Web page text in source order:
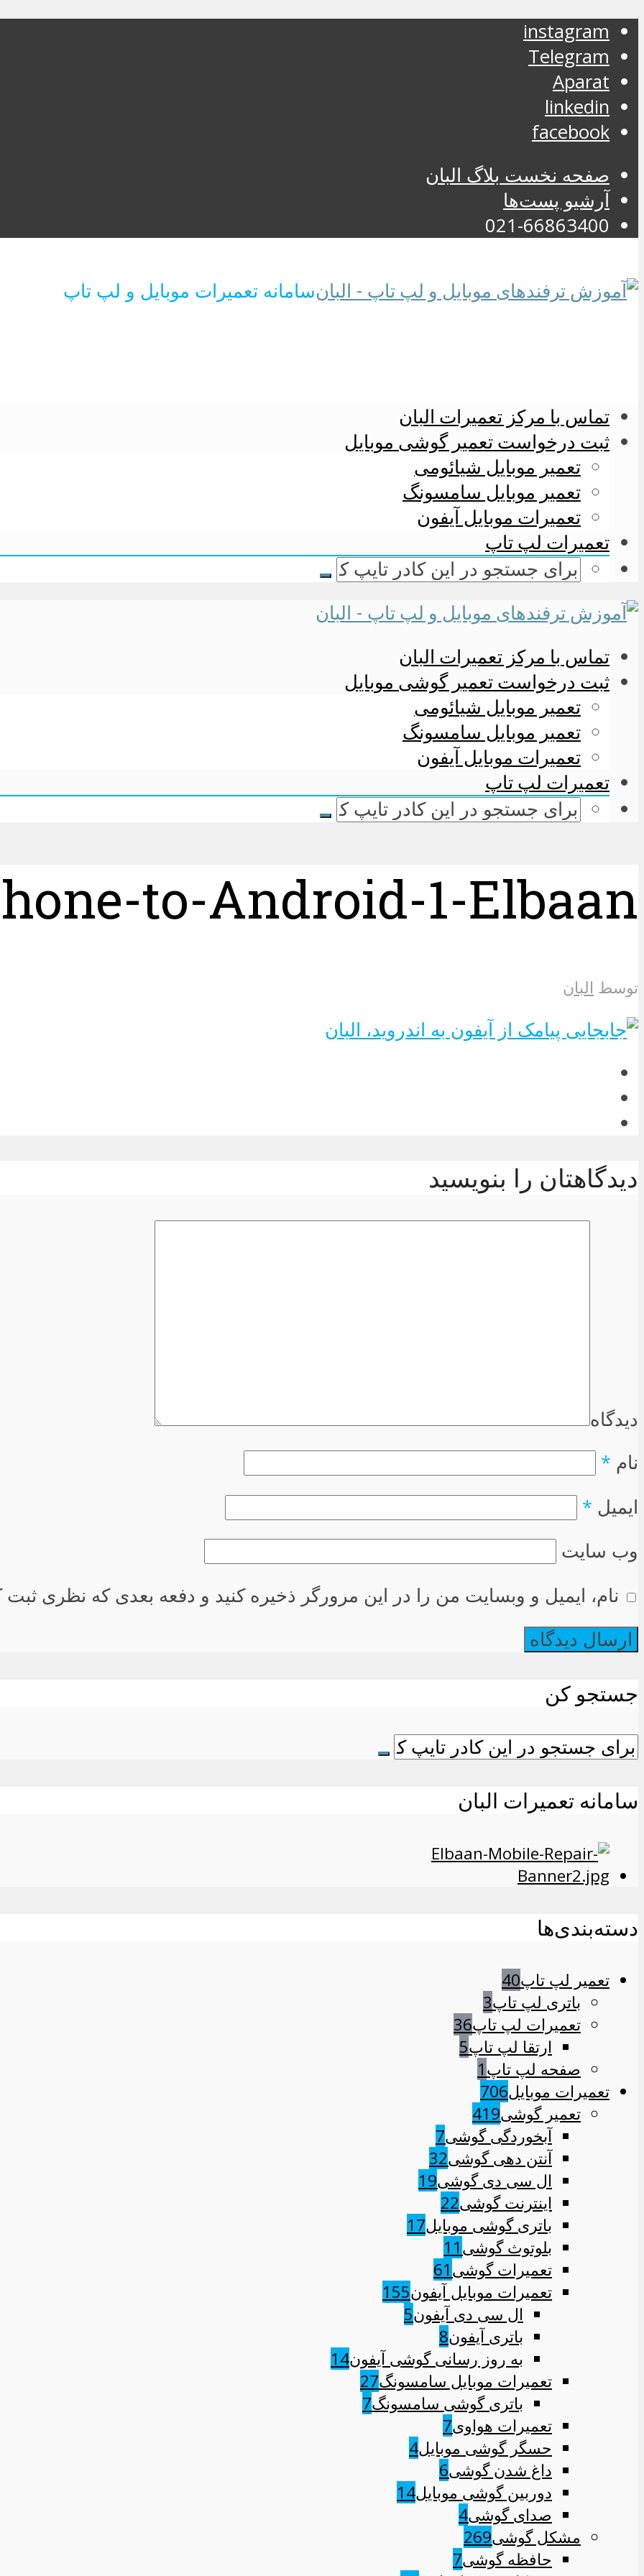
instagram
Telegram
Aparat
linkedin
facebook
صفحه نخست بلاگ البان
آرشیو پست‌ها
021-66863400
سامانه تعمیرات موبایل و لپ تاپ
تماس با مرکز تعمیرات البان
ثبت درخواست تعمیر گوشی موبایل
تعمیر موبایل شیائومی
تعمیر موبایل سامسونگ
تعمیرات موبایل آیفون
تعمیرات لپ تاپ
تماس با مرکز تعمیرات البان
ثبت درخواست تعمیر گوشی موبایل
تعمیر موبایل شیائومی
تعمیر موبایل سامسونگ
تعمیرات موبایل آیفون
تعمیرات لپ تاپ
to-Android-1-Elbaan
توسط البان
دیدگاهتان را بنویسید
دیدگاه
نام *
ایمیل *
وب سایت
نام، ایمیل و وبسایت من را در این مرورگر ذخیره کنید و دفعه بعدی که نظری ثبت
جستجو کن
سامانه تعمیرات البان
دسته‌بندی‌ها
تعمیر لپ تاپ40
باتری لپ تاپ3
تعمیرات لپ تاپ36
ارتقا لپ تاپ5
صفحه لپ تاپ1
تعمیرات موبایل706
تعمیر گوشی419
آبخوردگی گوشی7
آنتن دهی گوشی32
ال سی دی گوشی19
اینترنت گوشی22
باتری گوشی موبایل17
بلوتوث گوشی11
تعمیرات گوشی61
تعمیرات موبایل آیفون155
ال سی دی آیفون5
باتری آیفون8
به روز رسانی گوشی آیفون14
تعمیرات موبایل سامسونگ27
باتری گوشی سامسونگ7
تعمیرات هواوی7
حسگر گوشی موبایل4
داغ شدن گوشی6
دوربین گوشی موبایل14
صدای گوشی4
مشکل گوشی269
حافظه گوشی7